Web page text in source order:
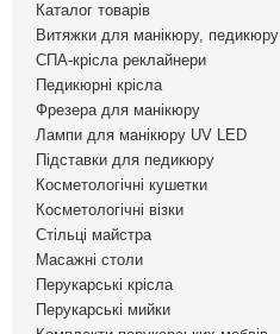
Каталог товарів
Витяжки для манікюру, педикюру
СПА-крісла реклайнери
Педикюрні крісла
Фрезера для манікюру
Лампи для манікюру UV LED
Підставки для педикюру
Косметологічні кушетки
Косметологічні візки
Стільці майстра
Масажні столи
Перукарські крісла
Перукарські мийки